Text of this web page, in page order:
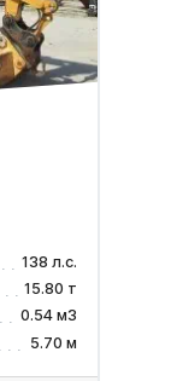
138 л.с.
15.80 т
0.54 м3
5.70 м